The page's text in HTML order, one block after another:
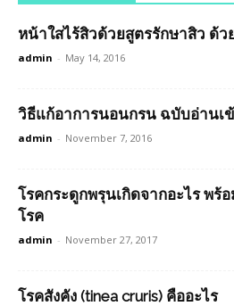
หน้าใสไร้สิวด้วยสูตรรักษาสิว ด้ว
admin - May 14, 2016
วิธีแก้อาการนอนกรน ฉบับอ่านเ
admin - November 7, 2016
โรคกระดูกพรุนเกิดจากอะไร พร้
โรค
admin - November 27, 2017
โรคสังคัง (tinea cruris) คืออะไร